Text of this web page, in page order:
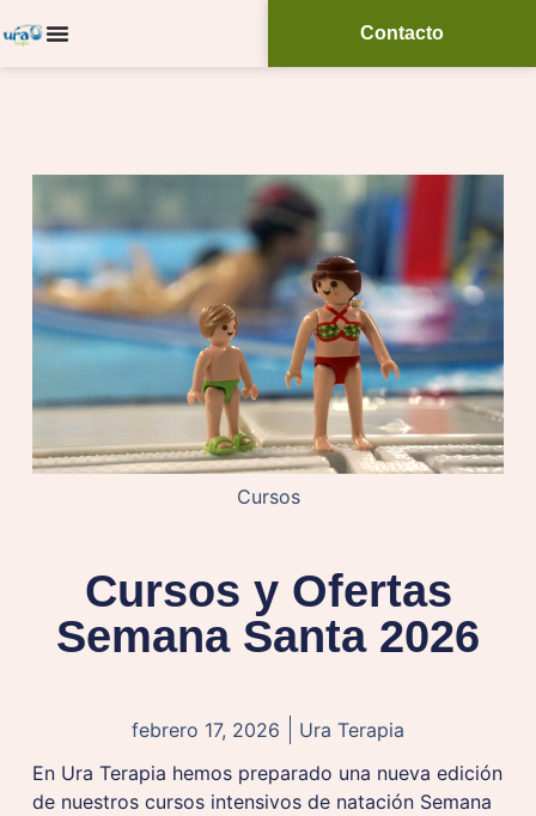
Contacto
Cursos
Cursos y Ofertas
Semana Santa 2026
febrero 17, 2026
Ura Terapia
En Ura Terapia hemos preparado una nueva edición
de nuestros cursos intensivos de natación Semana